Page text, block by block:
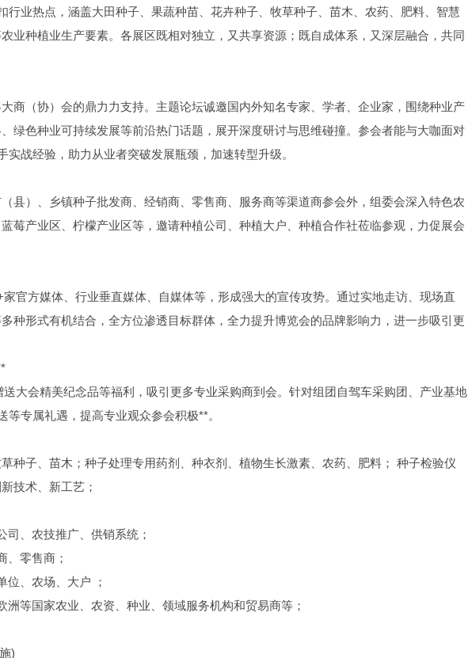
行业热点，涵盖大田种子、果蔬种苗、花卉种子、牧草种子、苗木、农药、肥料、智慧
业种植业生产要素。各展区既相对独立，又共享资源；既自成体系，又深层融合，共同
商（协）会的鼎力力支持。主题论坛诚邀国内外知名专家、学者、企业家，围绕种业产
绿色种业可持续发展等前沿热门话题，展开深度研讨与思维碰撞。参会者能与大咖面对
战经验，助力从业者突破发展瓶颈，加速转型升级。
县）、乡镇种子批发商、经销商、零售商、服务商等渠道商参会外，组委会深入特色农
莓产业区、柠檬产业区等，邀请种植公司、种植大户、种植合作社莅临参观，力促展会
官方媒体、行业垂直媒体、自媒体等，形成强大的宣传攻势。通过实地走访、现场直
种形式有机结合，全方位渗透目标群体，全力提升博览会的品牌影响力，进一步吸引更
大会精美纪念品等福利，吸引更多专业采购商到会。针对组团自驾车采购团、产业基地
专属礼遇，提高专业观众参会积极**。
种子、苗木；种子处理专用药剂、种衣剂、植物生长激素、农药、肥料； 种子检验仪
技术、新工艺；
司、农技推广、供销系统；
、零售商；
位、农场、大户 ；
等国家农业、农资、种业、领域服务机构和贸易商等；
)